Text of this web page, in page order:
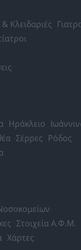
& Κλειδαριές
Ηράκλειο
Σέρρες Ρόδος
Στοιχεία Α.Φ.Μ.
Χάρτες